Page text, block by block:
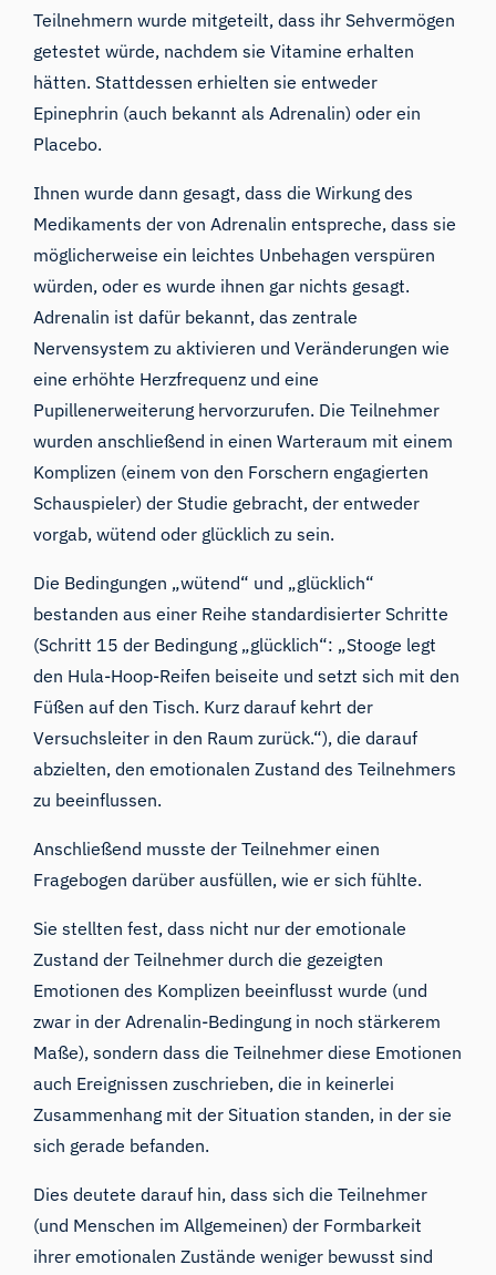
Teilnehmern wurde mitgeteilt, dass ihr Sehvermögen
getestet würde, nachdem sie Vitamine erhalten
hätten. Stattdessen erhielten sie entweder
Epinephrin (auch bekannt als Adrenalin) oder ein
Placebo.
Ihnen wurde dann gesagt, dass die Wirkung des
Medikaments der von Adrenalin entspreche, dass sie
möglicherweise ein leichtes Unbehagen verspüren
würden, oder es wurde ihnen gar nichts gesagt.
Adrenalin ist dafür bekannt, das zentrale
Nervensystem zu aktivieren und Veränderungen wie
eine erhöhte Herzfrequenz und eine
Pupillenerweiterung hervorzurufen. Die Teilnehmer
wurden anschließend in einen Warteraum mit einem
Komplizen (einem von den Forschern engagierten
Schauspieler) der Studie gebracht, der entweder
vorgab, wütend oder glücklich zu sein.
Die Bedingungen „wütend“ und „glücklich“
bestanden aus einer Reihe standardisierter Schritte
(Schritt 15 der Bedingung „glücklich“: „Stooge legt
den Hula-Hoop-Reifen beiseite und setzt sich mit den
Füßen auf den Tisch. Kurz darauf kehrt der
Versuchsleiter in den Raum zurück.“), die darauf
abzielten, den emotionalen Zustand des Teilnehmers
zu beeinflussen.
Anschließend musste der Teilnehmer einen
Fragebogen darüber ausfüllen, wie er sich fühlte.
Sie stellten fest, dass nicht nur der emotionale
Zustand der Teilnehmer durch die gezeigten
Emotionen des Komplizen beeinflusst wurde (und
zwar in der Adrenalin-Bedingung in noch stärkerem
Maße), sondern dass die Teilnehmer diese Emotionen
auch Ereignissen zuschrieben, die in keinerlei
Zusammenhang mit der Situation standen, in der sie
sich gerade befanden.
Dies deutete darauf hin, dass sich die Teilnehmer
(und Menschen im Allgemeinen) der Formbarkeit
ihrer emotionalen Zustände weniger bewusst sind